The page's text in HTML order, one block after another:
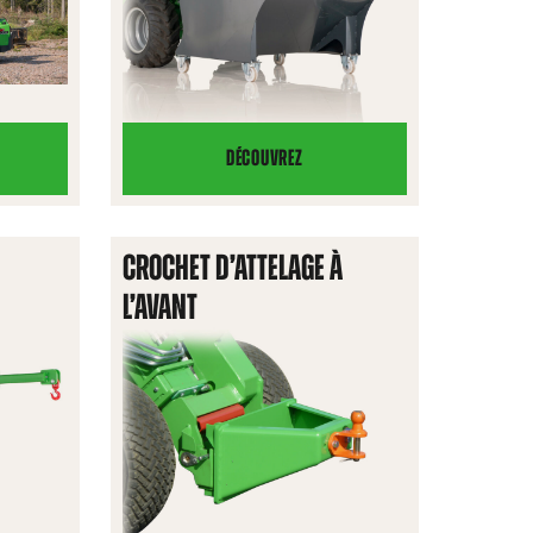
DÉCOUVREZ
GODET
CONTENEUR
CROCHET D’ATTELAGE À
L’AVANT